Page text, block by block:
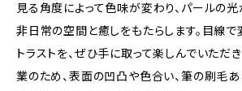
見る角度によって色味が変わり、パールの光
非日常の空間と癒しをもたらします。目線
トラストを、ぜひ手に取って楽しんでいただ
業のため、表面の凹凸や色合い、筆の刷毛あ